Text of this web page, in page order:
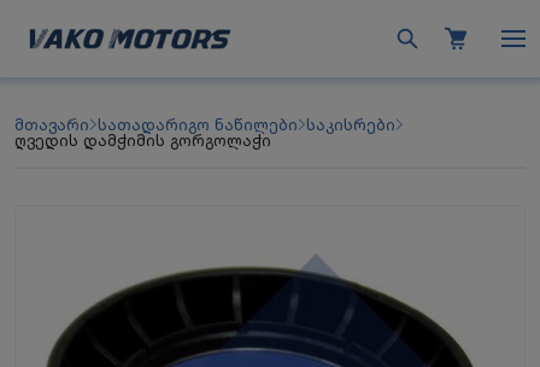
მთავარი სათადარიგო ნაწილები საკისრები
ღვედის დამჭიმის გორგოლაჭი